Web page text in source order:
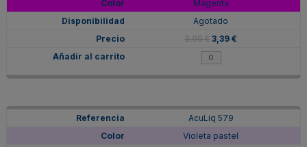
Magenta
Agotado
3,99 € 3,39 €
AcuLiq 579
Violeta pastel